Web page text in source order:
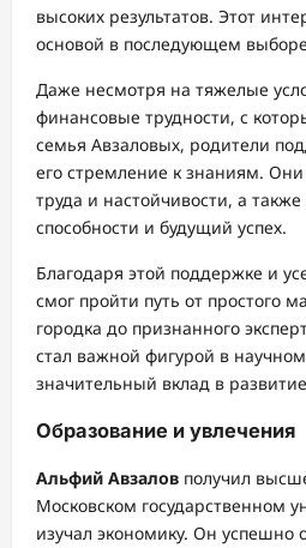
высоких результатов. Этот
основой в последующем
Даже несмотря на тяжелые
финансовые трудности, с
семья Авзаловых, родители
его стремление к знаниям.
труда и настойчивости, а
способности и будущий успех.
Благодаря этой поддержке и
смог пройти путь от простого
городка до признанного
стал важной фигурой в
значительный вклад в
Образование и увлечения
Альфий Авзалов получил
Московском государственном
изучал экономику. Он успешно